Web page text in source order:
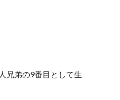
兄弟の9番目として生